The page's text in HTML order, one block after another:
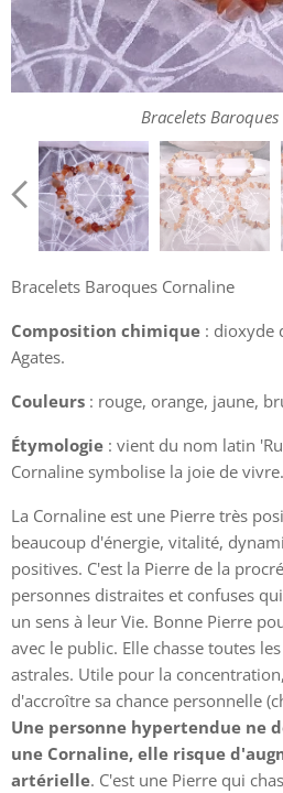
Bracelets
Bracelets
Bracelets
Bracelets Baroques Cornaline
Composition chimique : dioxyde
Agates.
Couleurs : rouge, orange, jaune,
Étymologie : vient du nom latin
Cornaline symbolise la joie de vivre.
La Cornaline est une Pierre très
beaucoup d'énergie, vitalité,
positives. C'est la Pierre de la
personnes distraites et confuses
un sens à leur Vie. Bonne Pierre
avec le public. Elle chasse toutes
astrales. Utile pour la
d'accroître sa chance personnelle
Une personne hypertendue ne
une Cornaline, elle risque
artérielle. C'est une Pierre qui